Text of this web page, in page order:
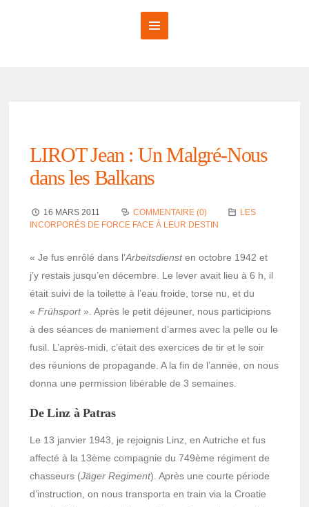
LIROT Jean : Un Malgré-Nous
dans les Balkans
16 MARS 2011 COMMENTAIRE (0)
LES
INCORPORÉS DE FORCE FACE À LEUR DESTIN
« Je fus enrôlé dans l’Arbeits­diensten octobre 1942 et
j’y restais jusqu’en décembre. Le lever avait lieu à 6 h, il
était suivi de la toilette à l’eau froide, torse nu, et du
«Früh­sport». Après le petit déjeu­ner, nous parti­ci­pions
à des séances de manie­ment d’armes avec la pelle ou le
fusil. L’après-midi, c’était des exer­cices de tir et le soir
des réunions de propa­gande. A la fin de l’an­née, on nous
donna une permis­sion libé­rable de 3 semaines.
De Linz à Patras
Le 13 janvier 1943, je rejoi­gnis Linz, en Autriche et fus
affecté à la 13ème compa­gnie du 749ème régi­ment de
chas­seurs (Jäger Regi­ment). Après une courte période
d’ins­truc­tion, on nous trans­porta en train via la Croa­tie